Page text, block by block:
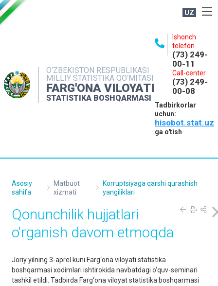
UZ
O‘ZBEKISTON RESPUBLIKASI
MILLIY STATISTIKA QO‘MITASI
FARG'ONA VILOYATI
STATISTIKA BOSHQARMASI
Ishonch
telefon
(73) 249-
00-11
Call-center
(73) 249-
00-08
Tadbirkorlar
uchun:
hisobot.stat.uz
ga o'tish
NASHRLAR
INTERAKTIV XIZMATLAR
MATBUOT XIZMATI
Asosiy
sahifa
Matbuot
xizmati
Korruptsiyaga qarshi qurashish
yangiliklari
Qonunchilik hujjatlari
o‘rganish davom etmoqda
Joriy yilning 3-aprel kuni Farg‘ona viloyati statistika
boshqarmasi xodimlari ishtirokida navbatdagi o‘quv-seminari
tashkil etildi. Tadbirda Farg‘ona viloyat statistika boshqarmasi